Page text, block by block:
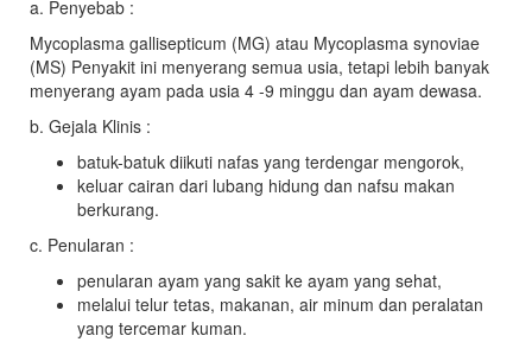
a. Penyebab :
Mycoplasma gallisepticum (MG) atau Mycoplasma synoviae
(MS) Penyakit ini menyerang semua usia, tetapi lebih banyak
menyerang ayam pada usia 4 -9 minggu dan ayam dewasa.
b. Gejala Klinis :
batuk-batuk diikuti nafas yang terdengar mengorok,
keluar cairan dari lubang hidung dan nafsu makan
berkurang.
c. Penularan :
penularan ayam yang sakit ke ayam yang sehat,
melalui telur tetas, makanan, air minum dan peralatan
yang tercemar kuman.